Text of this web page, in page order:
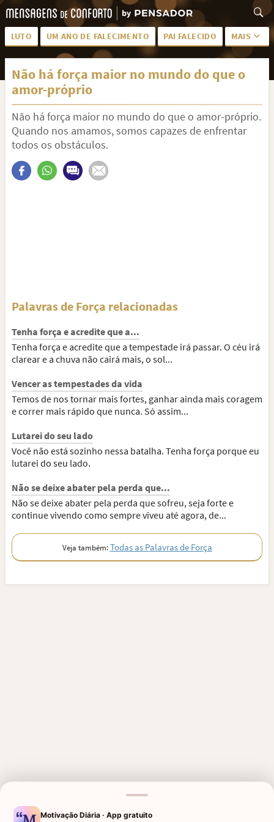
LUTO UM ANO DE FALECIMENTO PAI FALECIDO MAIS
LUTO PARA AMIGA PALAVRAS
SAUDADES DA MÃE PÊSAMES
PÊSAMES PARA AMIGA DESCANSE EM PAZ
MEUS SENTIMENTOS PÊSAMES PARA AMIGO
FRASES DE LUTO PARA AMIGO
TODAS AS CATEGORIAS
Não há força maior no mundo do que o
amor-próprio
Não há força maior no mundo do que o amor-próprio.
Quando nos amamos, somos capazes de enfrentar
todos os obstáculos.
Palavras de Força relacionadas
Tenha força e acredite que a...
Tenha força e acredite que a tempestade irá passar. O céu irá
clarear e a chuva não cairá mais, o sol...
Vencer as tempestades da vida
Temos de nos tornar mais fortes, ganhar ainda mais coragem
e correr mais rápido que nunca. Só assim...
Lutarei do seu lado
Você não está sozinho nessa batalha. Tenha força porque eu
lutarei do seu lado.
Não se deixe abater pela perda que...
Não se deixe abater pela perda que sofreu, seja forte e
continue vivendo como sempre viveu até agora, de...
Veja também:Todas as Palavras de Força
MENSAGENS RELACIONADAS
Motivação Diária · App gratuito